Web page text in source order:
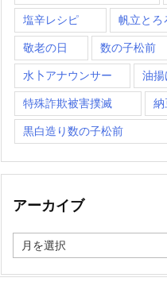
塩辛レシピ 帆立とろ
敬老の日 数の子松前
水卜アナウンサー 油揚
特殊詐欺被害撲滅 納
黒白造り数の子松前
アーカイブ
ー